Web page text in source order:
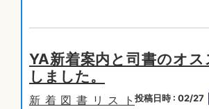
YA新着案内と司書のオ
しました。
投稿日時 : 02/27
新着図書リスト